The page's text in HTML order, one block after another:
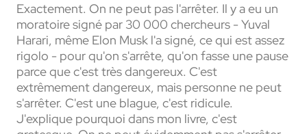
Exactement. On ne peut pas l'arrêter. Il y a eu un
moratoire signé par 30 000 chercheurs - Yuval
Harari, même Elon Musk l'a signé, ce qui est assez
rigolo - pour qu'on s'arrête, qu'on fasse une pause
parce que c'est très dangereux. C'est
extrêmement dangereux, mais personne ne peut
s'arrêter. C'est une blague, c'est ridicule.
J'explique pourquoi dans mon livre, c'est